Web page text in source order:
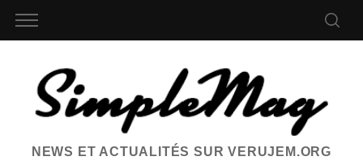
NEWS ET ACTUALITÉS SUR VERUJEM.ORG